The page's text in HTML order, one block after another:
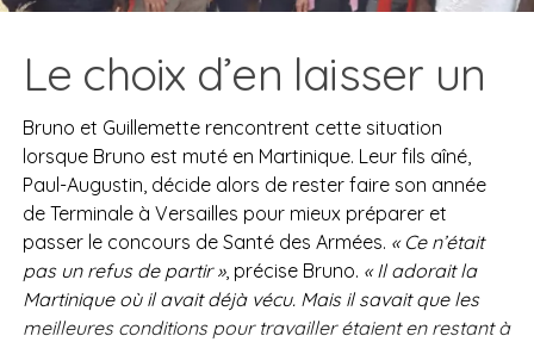
Le choix d’en laisser un
Bruno et Guillemette rencontrent cette situation
lorsque Bruno est muté en Martinique. Leur fils aîné,
Paul-Augustin, décide alors de rester faire son année
de Terminale à Versailles pour mieux préparer et
passer le concours de Santé des Armées. « Ce n’était
pas un refus de partir », précise Bruno. « Il adorait la
Martinique où il avait déjà vécu. Mais il savait que les
meilleures conditions pour travailler étaient en restant à